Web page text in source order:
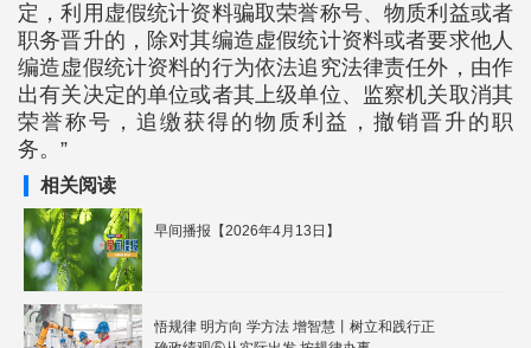
定，利用虚假统计资料骗取荣誉称号、物质利益或者
职务晋升的，除对其编造虚假统计资料或者要求他人
编造虚假统计资料的行为依法追究法律责任外，由作
出有关决定的单位或者其上级单位、监察机关取消其
荣誉称号，追缴获得的物质利益，撤销晋升的职
务。”
相关阅读
早间播报【2026年4月13日】
悟规律 明方向 学方法 增智慧丨树立和践行正